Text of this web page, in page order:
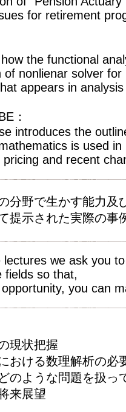
for retirement
the functional
of nonlienar solver
appears in
：
introduces the
is used
pricing and recent
分野で生かす能力及
提示された実際の事
lectures we ask you
fields so that,
you can
現状把握
おける数理解析の必
のような問題を扱っ
来展望